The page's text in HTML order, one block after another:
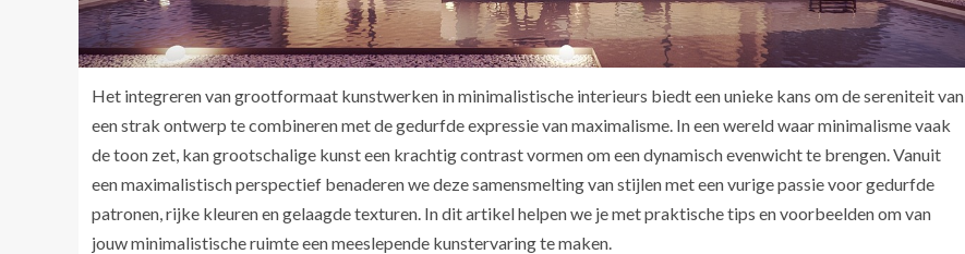
Het integreren van grootformaat kunstwerken in minimalistische interieurs biedt een unieke kans om de sereniteit van
een strak ontwerp te combineren met de gedurfde expressie van maximalisme. In een wereld waar minimalisme vaak
de toon zet, kan grootschalige kunst een krachtig contrast vormen om een dynamisch evenwicht te brengen. Vanuit
een maximalistisch perspectief benaderen we deze samensmelting van stijlen met een vurige passie voor gedurfde
patronen, rijke kleuren en gelaagde texturen. In dit artikel helpen we je met praktische tips en voorbeelden om van
jouw minimalistische ruimte een meeslepende kunstervaring te maken.